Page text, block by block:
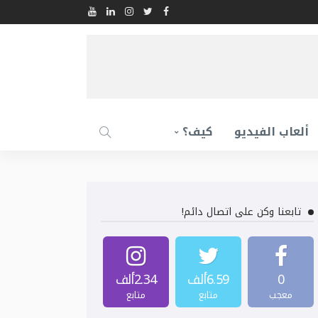
ألعاب الفيديو كيف؟
تابعنا وكن على اتصال دائم!
0
معجب
6.59ألف
متابع
2.34ألف
متابع